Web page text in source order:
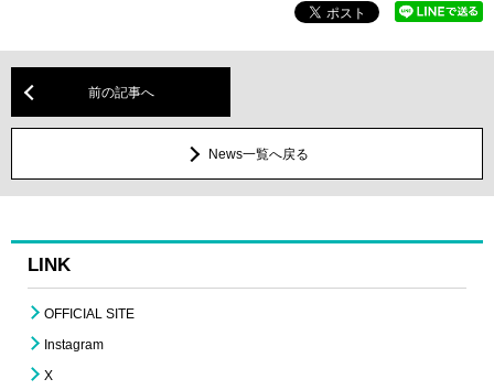
前の記事へ
News一覧へ戻る
LINK
OFFICIAL SITE
Instagram
X